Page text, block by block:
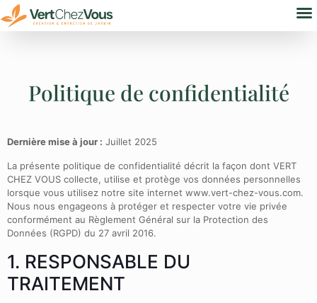
Politique de confidentialité
Dernière mise à jour : Juillet 2025
La présente politique de confidentialité décrit la façon dont VERT
CHEZ VOUS collecte, utilise et protège vos données personnelles
lorsque vous utilisez notre site internet www.vert-chez-vous.com.
Nous nous engageons à protéger et respecter votre vie privée
conformément au Règlement Général sur la Protection des
Données (RGPD) du 27 avril 2016.
1. RESPONSABLE DU
TRAITEMENT